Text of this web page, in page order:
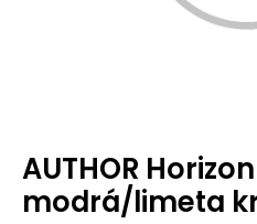
AUTHOR Horizon
modrá/limeta